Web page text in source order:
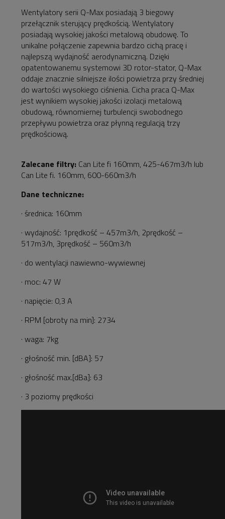
Wentylatory serii Q-Max posiadają 3 biegowy
przełącznik sterujący prędkością. Wentylatory
posiadają wysokiej jakości metalową obudowę. To
unikalne połączenie zapewnia bardzo cichą pracę i
najlepszą wydajność aerodynamiczną. Dzięki
opatentowanemu systemowi 3D rotor-stator, Q-Max
oddaje znacznie silniejsze ilości powietrza przy średniej
do wartości wysokiego ciśnienia. Cicha praca Q-Max
jest wynikiem wysokiej jakości izolacji metalową
obudową, równomiernej turbulencji swobodnego
przepływu powietrza oraz płynną regulacją trzy
prędkościową.
Zalecane filtry: Can Lite fi 160mm, 425-467m3/h lub
Can Lite fi. 160mm, 600-660m3/h
Dane techniczne:
· średnica: 160mm
· wydajność: 1prędkość – 457m3/h, 2prędkość –
517m3/h, 3prędkość – 560m3/h
· do wentylacji nawiewno-wywiewnej
· moc: 47 W
· napięcie: 0,3 A
· RPM [obroty na min]: 2734
· waga: 7kg
· głośność min. [dBA]: 57
· głośność max.[dBa]: 63
· 3 poziomy prędkości